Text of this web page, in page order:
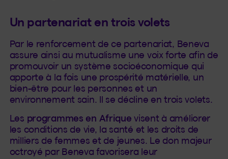
Un partenariat en trois volets
Par le renforcement de ce partenariat, Beneva
assure ainsi au mutualisme une voix forte afin de
promouvoir un système socioéconomique qui
apporte à la fois une prospérité matérielle, un
bien-être pour les personnes et un
environnement sain. Il se décline en trois volets.
Les programmes en Afrique visent à améliorer
les conditions de vie, la santé et les droits de
milliers de femmes et de jeunes. Le don majeur
octroyé par Beneva favorisera leur